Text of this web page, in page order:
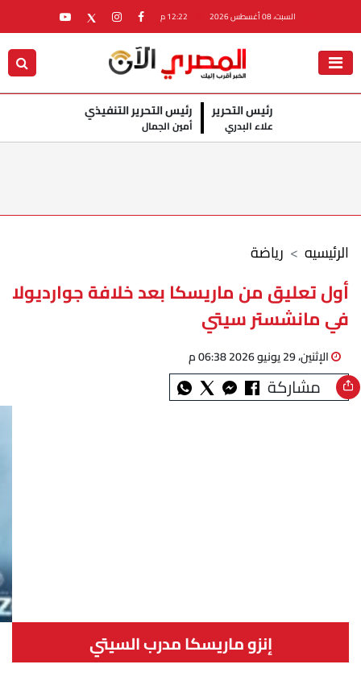
السبت، 08 أغسطس 2026
رئيس التحرير
علاء البدري
رئيس التحرير التنفيذي
أمين الجمال
رياضة الرئيسيه
أول تعليق من ماريسكا بعد خلافة جوارديولا
في مانشستر سيتي
الإثنين، 29 يونيو 2026 06:38 م
مشاركة
إنزو ماريسكا مدرب السيتي